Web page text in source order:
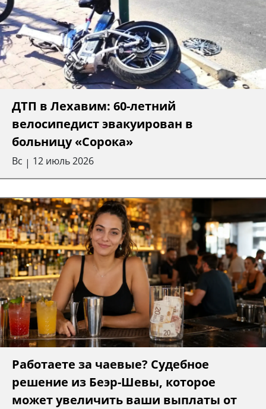
ДТП в Лехавим: 60-летний
велосипедист эвакуирован в
больницу «Сорока»
Вс | 12 июль 2026
Работаете за чаевые? Судебное
решение из Беэр-Шевы, которое
может увеличить ваши выплаты от